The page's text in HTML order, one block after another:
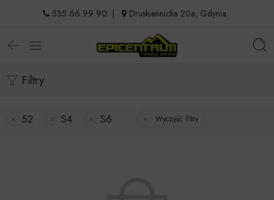
535 66 99 90 Druskiennicka 20a, Gdynia
Filtry
52 S4 S6 Wyczyść filtry